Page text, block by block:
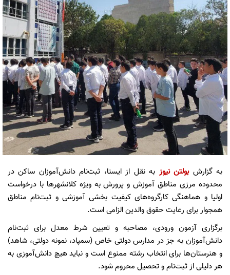
به گزارشبولتن نیوز به نقل از ایسنا، ثبت‌نام دانش‌آموزان ساکن در
محدوده مرزی مناطق آموزش و پرورش به ویژه کلانشهرها با درخواست
اولیا و هماهنگی کارگروه‌‌های کیفیت بخشی آموزشی و ثبت‌نام مناطق
همجوار برای رعایت حقوق والدین الزامی است.
برگزاری آزمون ورودی، مصاحبه و تعیین شرط معدل برای ثبت‌نام
دانش‌‌آموزان به جز در مدارس دولتی خاص (سمپاد، نمونه دولتی، شاهد)
و هنرستان‌ها برای انتخاب رشته ممنوع است و نباید هیچ دانش‌آموزی به
هر دلیلی از ثبت‌نام و تحصیل محروم شود.